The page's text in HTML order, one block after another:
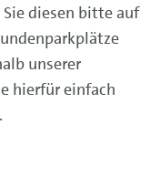
diesen bitte auf
unserer
hierfür einfach